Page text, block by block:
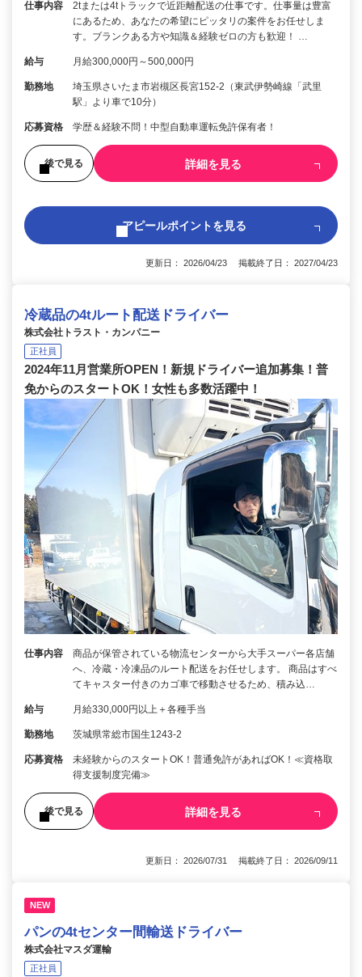
仕事内容
2tまたは4tトラックで近距離配送の仕事です。仕事量は豊富
にあるため、あなたの希望にピッタリの案件をお任せしま
す。ブランクある方や知識＆経験ゼロの方も歓迎！ …
給与 月給300,000円～500,000円
勤務地
埼玉県さいたま市岩槻区長宮152-2（東武伊勢崎線「武里
駅」より車で10分）
応募資格 学歴＆経験不問！中型自動車運転免許保有者！
後で見る 詳細を見る
アピールポイントを見る
更新日： 2026/04/23 掲載終了日： 2027/04/23
冷蔵品の4tルート配送ドライバー
株式会社トラスト・カンパニー
正社員
2024年11月営業所OPEN！新規ドライバー追加募集！普
免からのスタートOK！女性も多数活躍中！
仕事内容
商品が保管されている物流センターから大手スーパー各店舗
へ、冷蔵・冷凍品のルート配送をお任せします。 商品はすべ
てキャスター付きのカゴ車で移動させるため、積み込…
給与 月給330,000円以上＋各種手当
勤務地 茨城県常総市国生1243-2
応募資格
未経験からのスタートOK！普通免許があればOK！≪資格取
得支援制度完備≫
後で見る 詳細を見る
更新日： 2026/07/31 掲載終了日： 2026/09/11
NEW
パンの4tセンター間輸送ドライバー
株式会社マスダ運輸
正社員